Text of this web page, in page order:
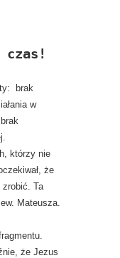
czas!
brak
w
którzy nie
że
Ta
Mateusza.
że Jezus